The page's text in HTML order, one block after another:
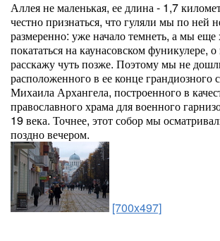
Аллея не маленькая, ее длина - 1,7
честно признаться, что гуляли мы по ней
размеренно: уже начало темнеть, а мы еще
покататься на каунасовском фуникулере,
расскажу чуть позже. Поэтому мы не
расположенного в ее конце грандиозного
Михаила Архангела, построенного в
православного храма для военного
19 века. Точнее, этот собор мы
поздно вечером.
[700x497]